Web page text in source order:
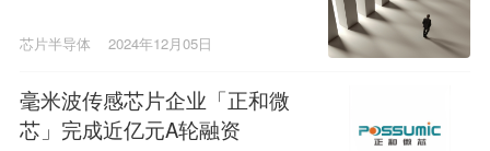
芯片半导体 2024年12月05日
毫米波传感芯片企业「正和微
芯」完成近亿元A轮融资